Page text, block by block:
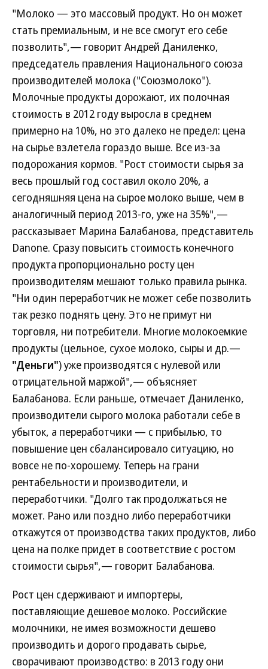
"Молоко — это массовый продукт. Но он может
стать премиальным, и не все смогут его себе
позволить",— говорит Андрей Даниленко,
председатель правления Национального союза
производителей молока ("Союзмолоко").
Молочные продукты дорожают, их полочная
стоимость в 2012 году выросла в среднем
примерно на 10%, но это далеко не предел: цена
на сырье взлетела гораздо выше. Все из-за
подорожания кормов. "Рост стоимости сырья за
весь прошлый год составил около 20%, а
сегодняшняя цена на сырое молоко выше, чем в
аналогичный период 2013-го, уже на 35%",—
рассказывает Марина Балабанова, представитель
Danone. Сразу повысить стоимость конечного
продукта пропорционально росту цен
производителям мешают только правила рынка.
"Ни один переработчик не может себе позволить
так резко поднять цену. Это не примут ни
торговля, ни потребители. Многие молокоемкие
продукты (цельное, сухое молоко, сыры и др.—
"Деньги") уже производятся с нулевой или
отрицательной маржой",— объясняет
Балабанова. Если раньше, отмечает Даниленко,
производители сырого молока работали себе в
убыток, а переработчики — с прибылью, то
повышение цен сбалансировало ситуацию, но
вовсе не по-хорошему. Теперь на грани
рентабельности и производители, и
переработчики. "Долго так продолжаться не
может. Рано или поздно либо переработчики
откажутся от производства таких продуктов, либо
цена на полке придет в соответствие с ростом
стоимости сырья",— говорит Балабанова.
Рост цен сдерживают и импортеры,
поставляющие дешевое молоко. Российские
молочники, не имея возможности дешево
производить и дорого продавать сырье,
сворачивают производство: в 2013 году они